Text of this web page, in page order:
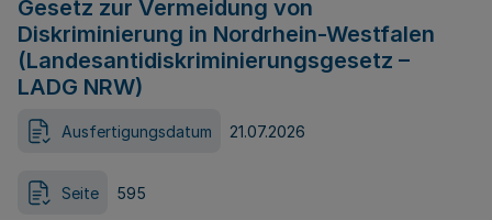
Gesetz zur Vermeidung von
Diskriminierung in Nordrhein-Westfalen
(Landesantidiskriminierungsgesetz –
LADG NRW)
Ausfertigungsdatum 21.07.2026
Seite 595